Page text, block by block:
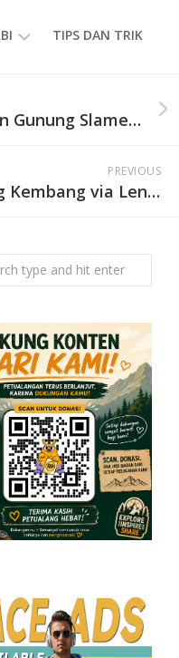
TIPS DAN TRIK
Pendakian Gunung Slamet Dibuka 3 April 2025
PREVIOUS
Gunung Kembang via Lengkong Dibuka 4 April 2025